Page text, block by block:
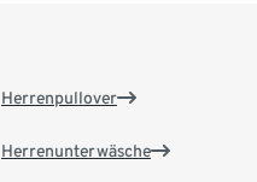
Herrenpullover
Herrenunterwäsche